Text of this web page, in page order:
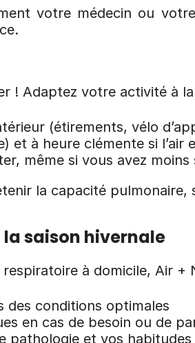
votre médecin ou
! Adaptez votre activité à
(étirements, vélo
et à heure clémente si
même si vous avez moins
la capacité
la saison hivernale
à domicile, Air
des conditions optimales
en cas de besoin ou de
pathologie et vos habitudes